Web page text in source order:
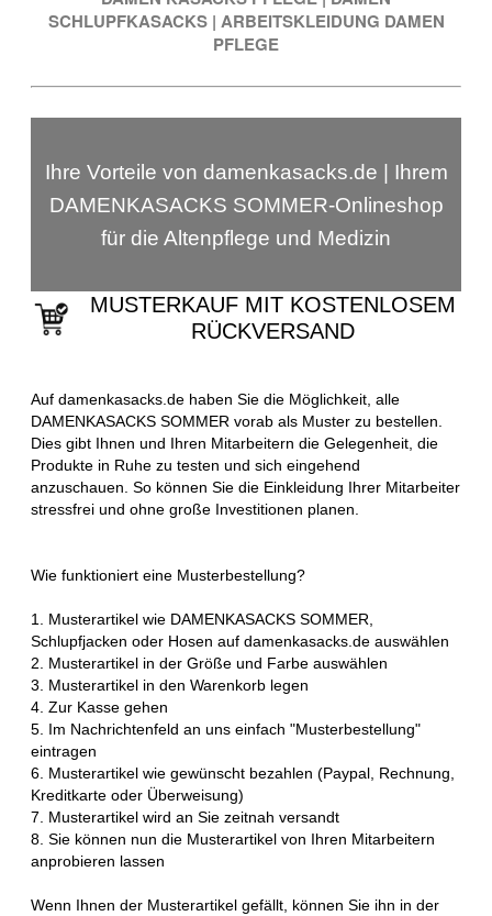
SCHLUPFKASACKS | ARBEITSKLEIDUNG DAMEN
PFLEGE
Ihre Vorteile von damenkasacks.de | Ihrem
DAMENKASACKS SOMMER-Onlineshop
für die Altenpflege und Medizin
MUSTERKAUF MIT KOSTENLOSEM
RÜCKVERSAND
Auf damenkasacks.de haben Sie die Möglichkeit, alle
DAMENKASACKS SOMMER vorab als Muster zu bestellen.
Dies gibt Ihnen und Ihren Mitarbeitern die Gelegenheit, die
Produkte in Ruhe zu testen und sich eingehend
anzuschauen. So können Sie die Einkleidung Ihrer Mitarbeiter
stressfrei und ohne große Investitionen planen.
Wie funktioniert eine Musterbestellung?
1. Musterartikel wie DAMENKASACKS SOMMER,
Schlupfjacken oder Hosen auf damenkasacks.de auswählen
2. Musterartikel in der Größe und Farbe auswählen
3. Musterartikel in den Warenkorb legen
4. Zur Kasse gehen
5. Im Nachrichtenfeld an uns einfach "Musterbestellung"
eintragen
6. Musterartikel wie gewünscht bezahlen (Paypal, Rechnung,
Kreditkarte oder Überweisung)
7. Musterartikel wird an Sie zeitnah versandt
8. Sie können nun die Musterartikel von Ihren Mitarbeitern
anprobieren lassen
Wenn Ihnen der Musterartikel gefällt, können Sie ihn in der